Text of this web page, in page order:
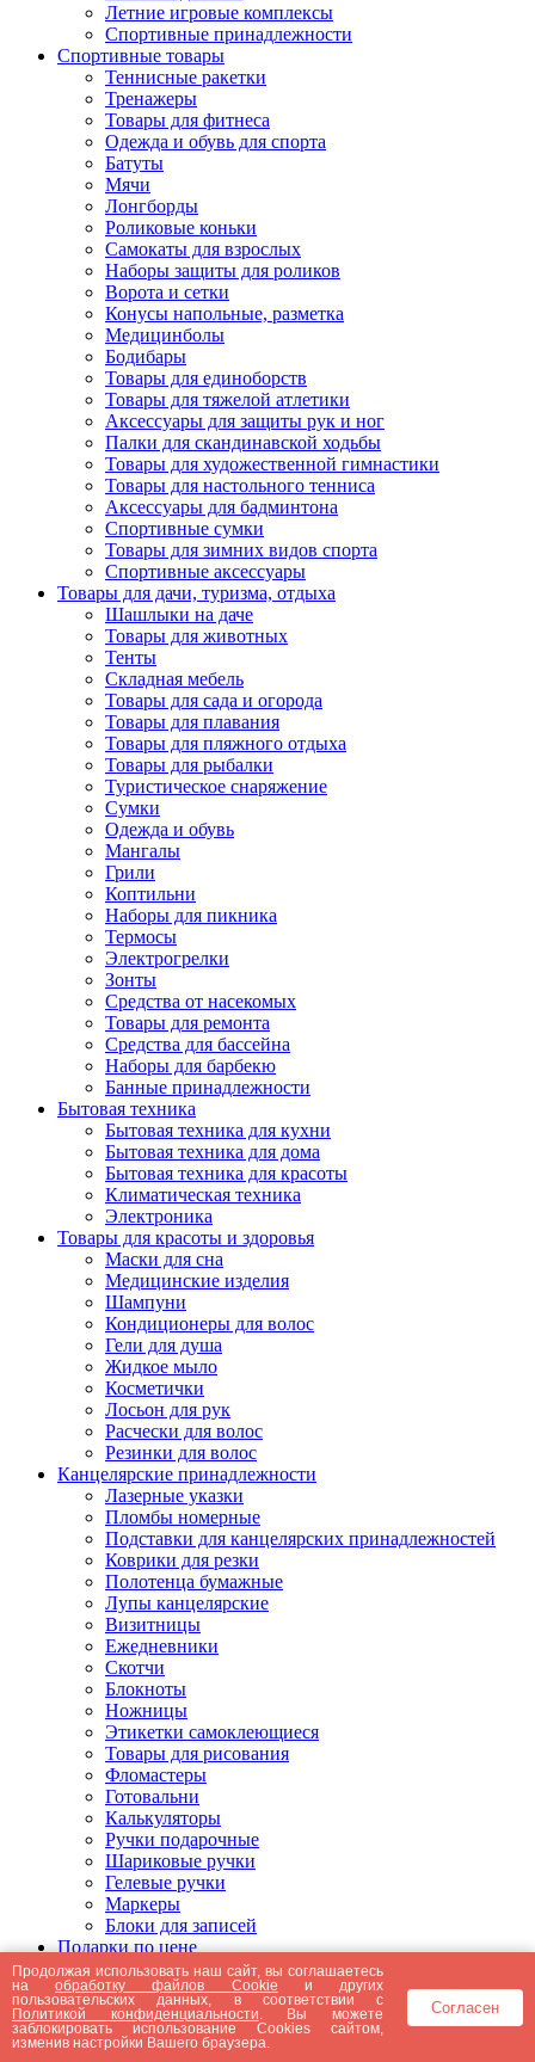
Летние игровые комплексы
Спортивные принадлежности
Спортивные товары
Теннисные ракетки
Тренажеры
Товары для фитнеса
Одежда и обувь для спорта
Батуты
Мячи
Лонгборды
Роликовые коньки
Самокаты для взрослых
Наборы защиты для роликов
Ворота и сетки
Конусы напольные, разметка
Медицинболы
Бодибары
Товары для единоборств
Товары для тяжелой атлетики
Аксессуары для защиты рук и ног
Палки для скандинавской ходьбы
Товары для художественной гимнастики
Товары для настольного тенниса
Аксессуары для бадминтона
Спортивные сумки
Товары для зимних видов спорта
Спортивные аксессуары
Товары для дачи, туризма, отдыха
Шашлыки на даче
Товары для животных
Тенты
Складная мебель
Товары для сада и огорода
Товары для плавания
Товары для пляжного отдыха
Товары для рыбалки
Туристическое снаряжение
Сумки
Одежда и обувь
Мангалы
Грили
Коптильни
Наборы для пикника
Термосы
Электрогрелки
Зонты
Средства от насекомых
Товары для ремонта
Средства для бассейна
Наборы для барбекю
Банные принадлежности
Бытовая техника
Бытовая техника для кухни
Бытовая техника для дома
Бытовая техника для красоты
Климатическая техника
Электроника
Товары для красоты и здоровья
Маски для сна
Медицинские изделия
Шампуни
Кондиционеры для волос
Гели для душа
Жидкое мыло
Косметички
Лосьон для рук
Расчески для волос
Резинки для волос
Канцелярские принадлежности
Лазерные указки
Пломбы номерные
Подставки для канцелярских принадлежностей
Коврики для резки
Полотенца бумажные
Лупы канцелярские
Визитницы
Ежедневники
Скотчи
Блокноты
Ножницы
Этикетки самоклеющиеся
Товары для рисования
Фломастеры
Готовальни
Калькуляторы
Ручки подарочные
Шариковые ручки
Гелевые ручки
Маркеры
Блоки для записей
Подарки по цене
Подарки от 5000 рублей
Подарки до 5000 рублей
Подарки до 3000 рублей
Подарки до 2000 рублей
Подарки до 1000 рублей
Продолжая использовать наш сайт, вы соглашаетесь
наобработку файлов Cookie и других
пользовательских данных, в соответствии с
Политикой конфиденциальности . Вы можете
заблокировать использование Cookies сайтом,
изменив настройки Вашего браузера.
Согласен